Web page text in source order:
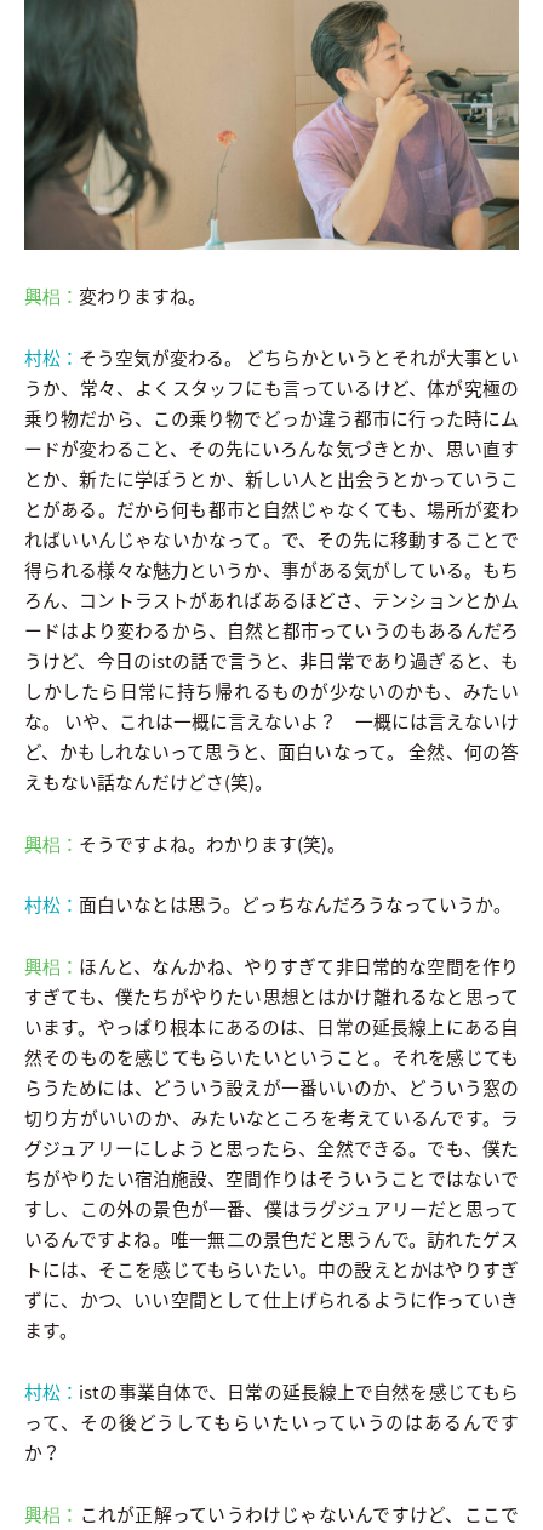
興梠： 変わりますね。
村松： そう空気が変わる。 どちらかというとそれが大事とい
うか、常々、よくスタッフにも言っているけど、体が究極の
乗り物だから、この乗り物でどっか違う都市に行った時にム
ードが変わること、その先にいろんな気づきとか、思い直す
とか、新たに学ぼうとか、新しい人と出会うとかっていうこ
とがある。だから何も都市と自然じゃなくても、場所が変わ
ればいいんじゃないかなって。で、その先に移動することで
得られる様々な魅力というか、事がある気がしている。もち
ろん、コントラストがあればあるほどさ、テンションとかム
ードはより変わるから、自然と都市っていうのもあるんだろ
うけど、今日のistの話で言うと、非日常であり過ぎると、も
しかしたら日常に持ち帰れるものが少ないのかも、みたい
な。 いや、これは一概に言えないよ？ 一概には言えないけ
ど、かもしれないって思うと、面白いなって。 全然、何の答
えもない話なんだけどさ(笑)。
興梠： そうですよね。わかります(笑)。
村松： 面白いなとは思う。どっちなんだろうなっていうか。
興梠： ほんと、なんかね、やりすぎて非日常的な空間を作り
すぎても、僕たちがやりたい思想とはかけ離れるなと思って
います。やっぱり根本にあるのは、日常の延長線上にある自
然そのものを感じてもらいたいということ。それを感じても
らうためには、どういう設えが一番いいのか、どういう窓の
切り方がいいのか、みたいなところを考えているんです。ラ
グジュアリーにしようと思ったら、全然できる。でも、僕た
ちがやりたい宿泊施設、空間作りはそういうことではないで
すし、この外の景色が一番、僕はラグジュアリーだと思って
いるんですよね。唯一無二の景色だと思うんで。訪れたゲス
トには、そこを感じてもらいたい。中の設えとかはやりすぎ
ずに、かつ、いい空間として仕上げられるように作っていき
ます。
村松： istの事業自体で、日常の延長線上で自然を感じてもら
って、その後どうしてもらいたいっていうのはあるんです
か？
興梠： これが正解っていうわけじゃないんですけど、ここで